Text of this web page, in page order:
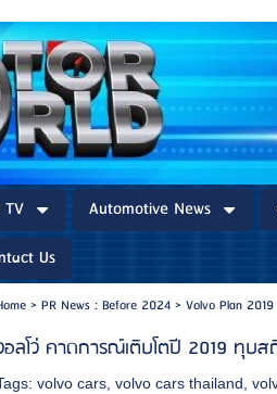
Automotive News
Us
> PR News : Before 2024> Volvo Plan 2019
อลโว่ คาดการณ์เติบโตปี 2019 ทุบ
volvo cars ,volvo cars thailand ,